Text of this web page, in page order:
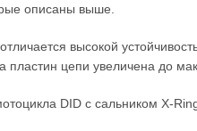
описаны выше.
высокой
цепи увеличена до
DID с сальником X-